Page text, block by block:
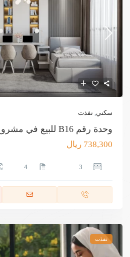
سكني نفذت
وحدة رقم B16 للبيع في مشروع الحجاز ريفي...
738,300 ريال
3
4
نفذت